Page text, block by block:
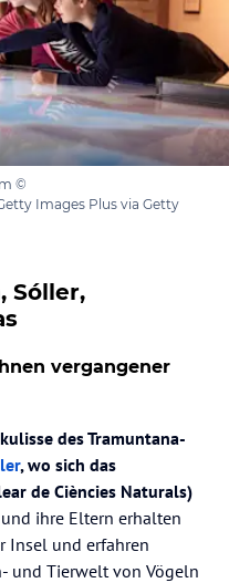
©
Images Plus via Getty
Sóller,
vergangener
des Tramuntana-
, wo sich das
de Ciències Naturals)
ihre Eltern erhalten
Insel und erfahren
und Tierwelt von Vögeln